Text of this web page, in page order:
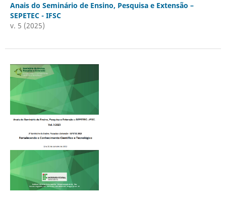
Anais do Seminário de Ensino, Pesquisa e Extensão –
SEPETEC - IFSC
v. 5 (2025)